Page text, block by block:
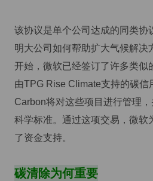
该协议是单个公司达成的同类协
明大公司如何帮助扩大气候解决
开始，微软已经签订了许多类似
由TPG Rise Climate支持的碳信
Carbon将对这些项目进行管理
科学标准。通过这项交易，微软
了资金支持。
碳清除为何重要